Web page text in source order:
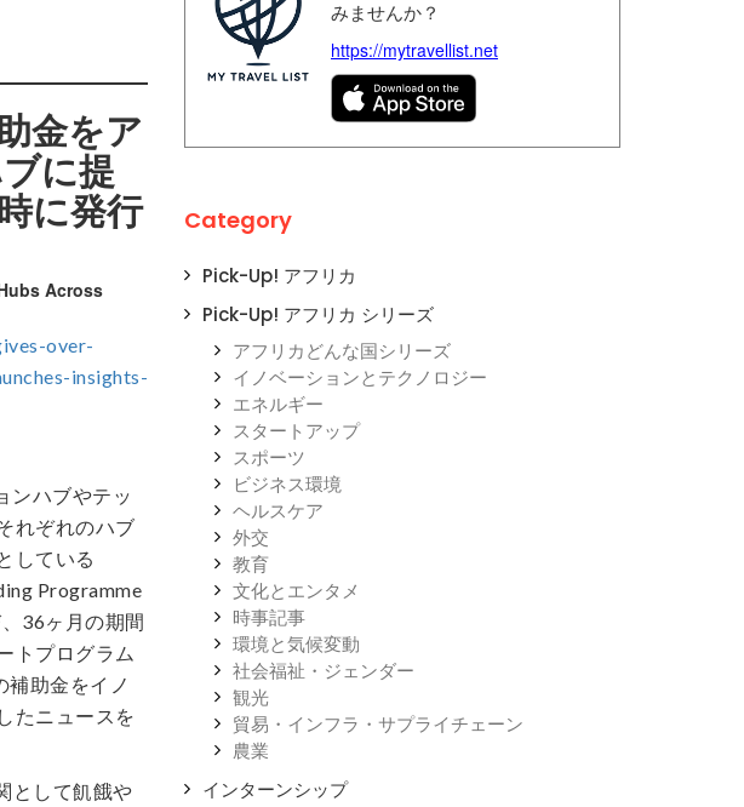
金をア
に提
に発行
Across
over-
insights-
ンハブやテッ
れぞれのハブ
している
Programme
36ヶ月の期間
トプログラム
補助金をイノ
たニュースを
として飢餓や
みませんか？
https://mytravellist.net
Category
Pick-Up! アフリカ
Pick-Up! アフリカ シリーズ
アフリカどんな国シリーズ
イノベーションとテクノロジー
エネルギー
スタートアップ
スポーツ
ビジネス環境
ヘルスケア
外交
教育
文化とエンタメ
時事記事
環境と気候変動
社会福祉・ジェンダー
観光
貿易・インフラ・サプライチェーン
農業
インターンシップ